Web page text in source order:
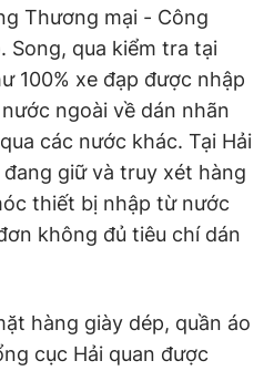
Thương mại - Công
Song, qua kiểm tra tại
100% xe đạp được nhập
ngoài về dán nhãn
các nước khác. Tại Hải
giữ và truy xét hàng
thiết bị nhập từ nước
không đủ tiêu chí dán
hàng giày dép, quần áo
cục Hải quan được